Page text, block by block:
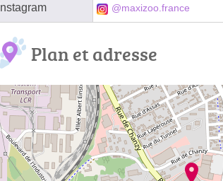
Instagram @maxizoo.france
Plan et adresse